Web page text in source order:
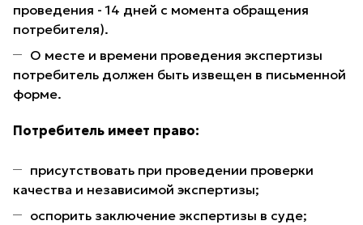
проведения - 14 дней с момента обращения
потребителя).
О месте и времени проведения экспертизы
потребитель должен быть извещен в письменной
форме.
Потребитель имеет право:
присутствовать при проведении проверки
качества и независимой экспертизы;
оспорить заключение экспертизы в суде;